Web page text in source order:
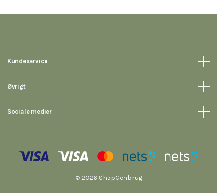
Kundeservice
Øvrigt
Sociale medier
© 2026 ShopGenbrug